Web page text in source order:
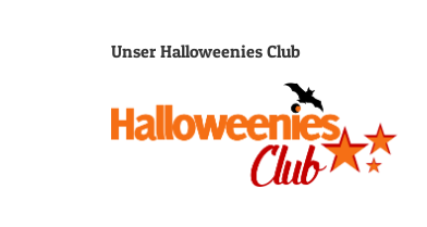
Unser Halloweenies Club